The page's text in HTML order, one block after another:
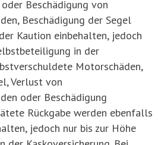
Beschädigung von
Beschädigung der Segel
Kaution einbehalten, jedoch
in der
Motorschäden,
Verlust von
oder Beschädigung
Rückgabe werden ebenfalls
jedoch nur bis zur Höhe